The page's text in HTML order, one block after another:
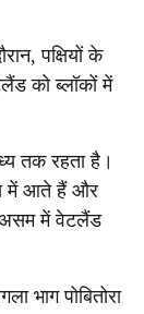
पक्षियों के
को ब्लॉकों में
तक रहता है।
में आते हैं और
असम में वेटलैंड
भाग पोबितोरा